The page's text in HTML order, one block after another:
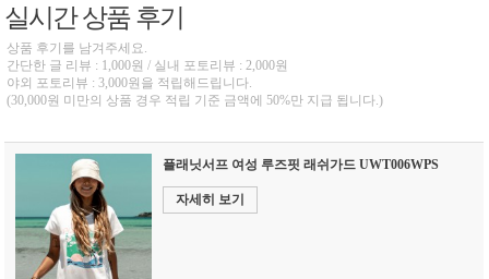
실시간 상품 후기
상품 후기를 남겨주세요.
간단한 글 리뷰 : 1,000원 / 실내 포토리뷰 : 2,000원
야외 포토리뷰 : 3,000원을 적립해드립니다.
(30,000원 미만의 상품 경우 적립 기준 금액에 50%만 지급 됩니다.)
플래닛서프 여성 루즈핏 래쉬가드 UWT006WPS
자세히 보기